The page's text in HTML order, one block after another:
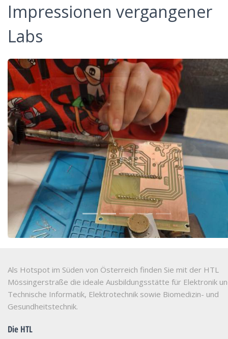
Impressionen vergangener
Labs
Als Hotspot im Süden von Österreich finden Sie mit der HTL
Mössingerstraße die ideale Ausbildungsstätte für Elektronik
Technische Informatik, Elektrotechnik sowie Biomedizin- und
Gesundheitstechnik.
Die HTL